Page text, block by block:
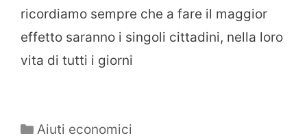
ricordiamo sempre che a fare il maggior
effetto saranno i singoli cittadini, nella loro
vita di tutti i giorni
Categorie
Aiuti economici